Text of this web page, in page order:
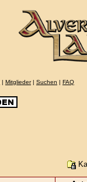
| Mitglieder| Suchen | FAQ